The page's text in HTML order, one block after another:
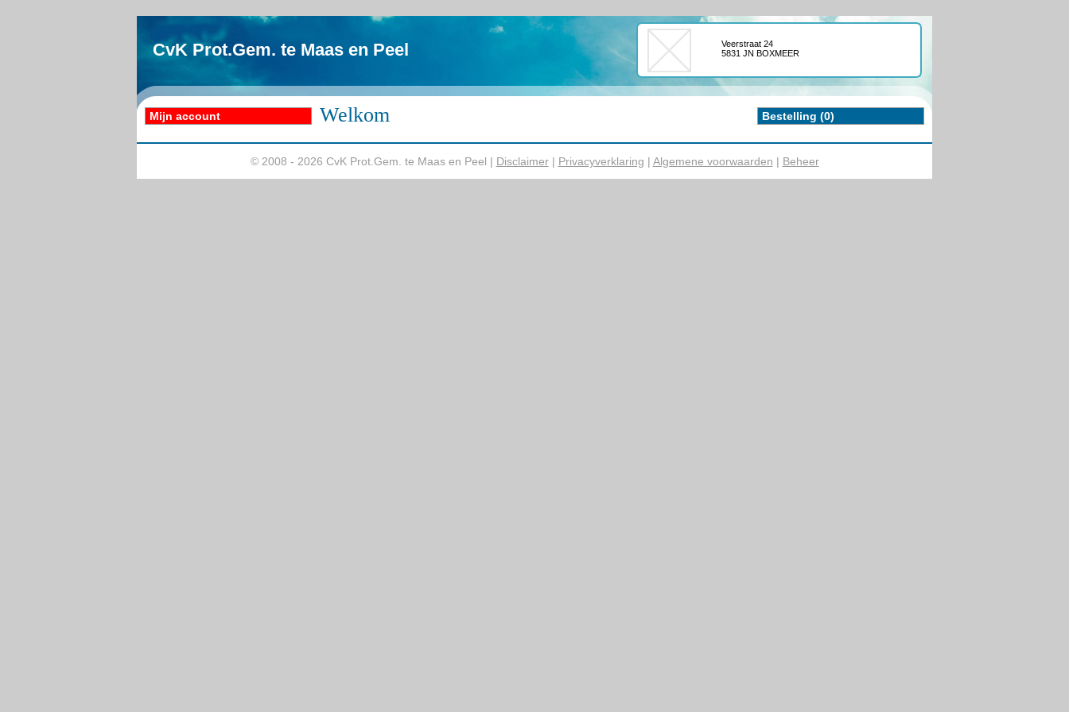
CvK Prot.Gem. te Maas en Peel
Veerstraat 24
5831 JN BOXMEER
Welkom
Mijn account Bestelling (0)
© 2008 - 2026 CvK Prot.Gem. te Maas en Peel | Disclaimer| Privacyverklaring | Algemene voorwaarden | Beheer